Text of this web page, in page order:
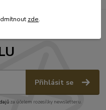
Přihlásit se
za účelem rozesílky newsletteru.
zde.